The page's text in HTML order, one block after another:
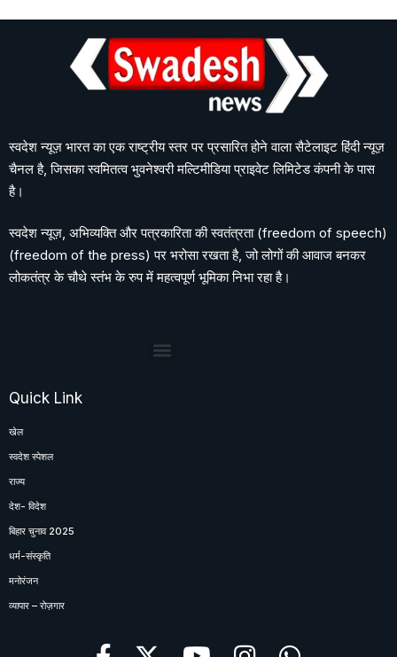
स्वदेश न्यूज़ भारत का एक राष्ट्रीय स्तर पर प्रसारित होने वाला सैटेलाइट हिंदी न्यूज़
चैनल है, जिसका स्वमितत्व भुवनेश्वरी मल्टिमीडिया प्राइवेट लिमिटेड कंपनी के पास
है।
स्वदेश न्यूज़, अभिव्यक्ति और पत्रकारिता की स्वतंत्रता (freedom of speech)
(freedom of the press) पर भरोसा रखता है, जो लोगों की आवाज बनकर
लोकतंत्र के चौथे स्तंभ के रुप में महत्वपूर्ण भूमिका निभा रहा है।
Quick Link
खेल
स्वदेश स्पेशल
राज्य
देश- विदेश
बिहार चुनाव 2025
धर्म-संस्कृति
मनोरंजन
व्यापार – रोज़गार